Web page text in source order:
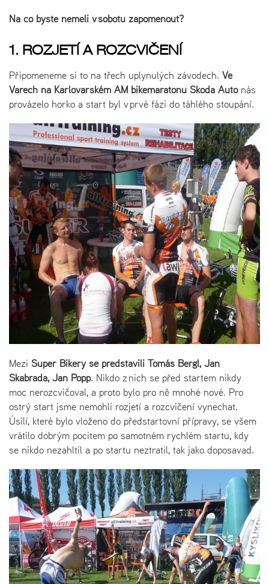
Na co byste neměli v sobotu zapomenout?
1. ROZJETÍ A ROZCVIČENÍ
Připomeneme si to na třech uplynulých závodech. Ve
Varech na Karlovarském AM bikemaratonu Škoda Autonás
provázelo horko a start byl v prvé fázi do táhlého stoupání.
Mezi Super Bikery se představili Tomáš Bergl, Jan
Škabrada, Jan Popp. Nikdo z nich se před startem nikdy
moc nerozcvičoval, a proto bylo pro ně mnohé nové. Pro
ostrý start jsme nemohli rozjetí a rozcvičení vynechat.
Úsilí, které bylo vloženo do předstartovní přípravy, se všem
vrátilo dobrým pocitem po samotném rychlém startu, kdy
se nikdo nezahltil a po startu neztratil, tak jako doposavad.